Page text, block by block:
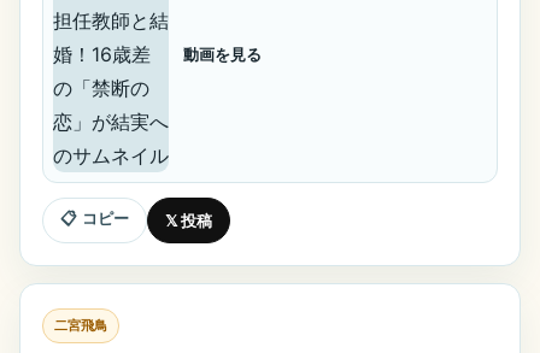
動画を見る
📋 コピー 𝕏 投稿
二宮飛鳥